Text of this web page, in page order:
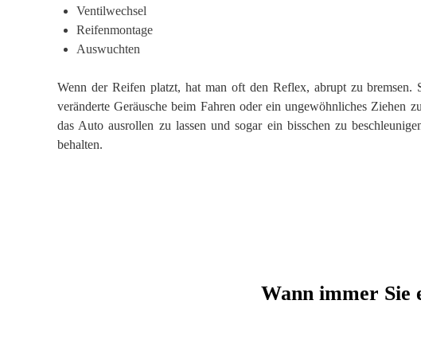
Ventilwechsel
Reifenmontage
Auswuchten
Wenn der Reifen platzt, hat man oft den Reflex, abrupt zu
veränderte Geräusche beim Fahren oder ein ungewöhnliches Ziehen
das Auto ausrollen zu lassen und sogar ein bisschen zu
behalten.
Wann immer Sie